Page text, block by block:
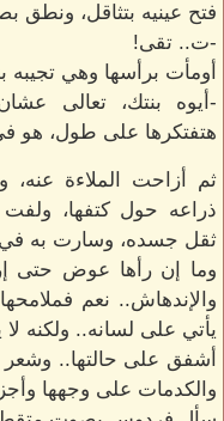
فتح عينيه بتثاقل، ونطق
-ت.. تقى!
أومأت برأسها وهي تجيبه
-أيوه بنتك، تعالى
هتفتكرها على طول، هو
ثم أزاحت الملاءة
ذراعه حول كتفها،
ثقل جسده، وسارت به في
وما إن رأها عوض حتى
والإندهاش.. نعم
يأتي على لسانه.. ولكنه لا
أشفق على حالتها..
والكدمات على وجهها